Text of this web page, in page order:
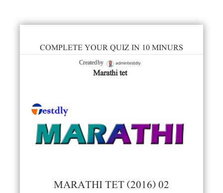
COMPLETE YOUR QUIZ IN 10 MINURS
Created by admintestdly
Marathi tet
MARATHI TET (2016) 02